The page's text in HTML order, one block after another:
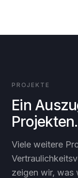
PROJEKTE
Ein
Projekten.
Viele weitere
zeigen wir, was